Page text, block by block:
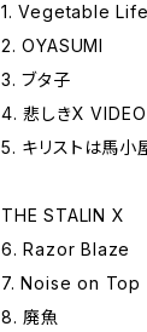
1. Vegetable Life
2. OYASUMI
3. ブタ子
4. 悲しきX VIDEO
5. キリストは馬小
THE STALIN X
6. Razor Blaze
7. Noise on Top
8. 廃魚